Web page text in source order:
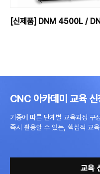
[신제품] DNM 4500L /
CNC 아카데미 교육 신
기종에 따른 단계별 교육과정 구
즉시 활용할 수 있는, 핵심적 교
교육